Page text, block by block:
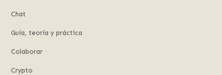
Chat
Guía, teoría y práctica
Colaborar
Crypto